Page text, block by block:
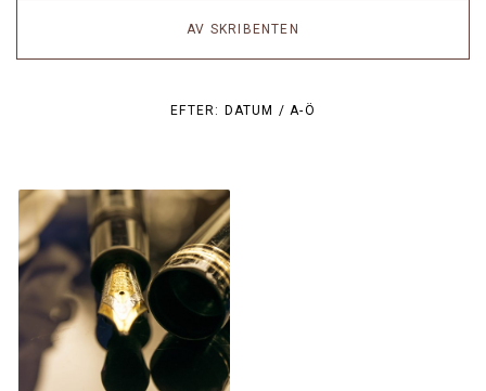
AV SKRIBENTEN
EFTER: DATUM /A-Ö